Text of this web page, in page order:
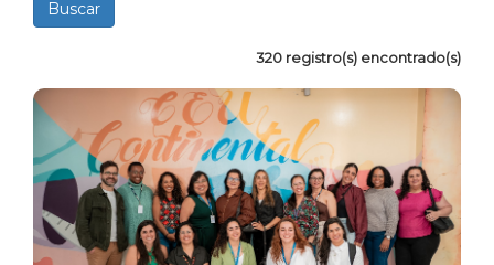
320 registro(s) encontrado(s)